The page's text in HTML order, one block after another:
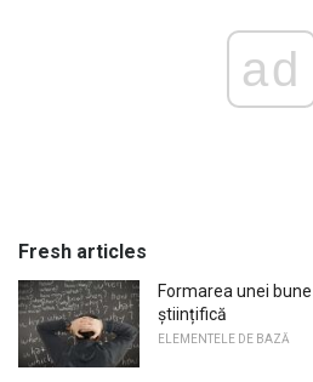
ad
Fresh articles
Formarea unei
științifică
ELEMENTELE DE BAZĂ